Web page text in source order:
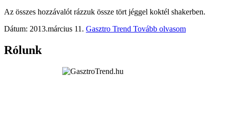
Az összes hozzávalót rázzuk össze tört jéggel koktél shakerben.
Dátum: 2013.március 11. Gasztro Trend Tovább olvasom
Rólunk